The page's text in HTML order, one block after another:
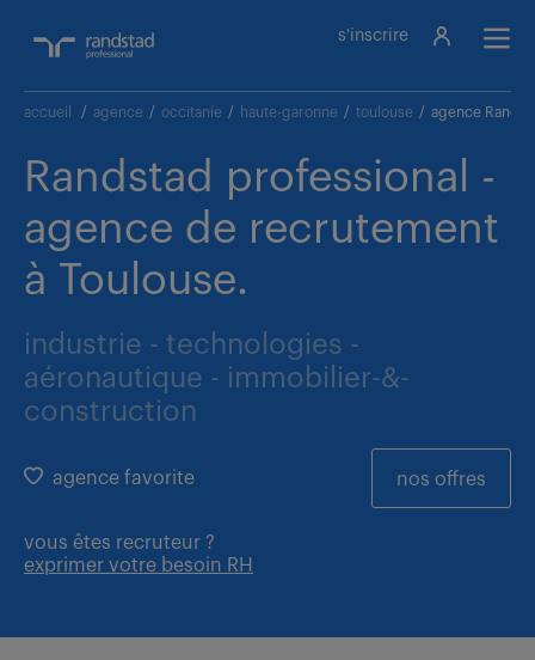
s'inscrire
accueil / agence / occitanie / haute-garonne / toulouse / agence
Randstad professional -
agence de recrutement
à Toulouse.
industrie - technologies -
aéronautique - immobilier-&-
construction
nos offres
agence favorite
vous êtes recruteur ?
exprimer votre besoin RH